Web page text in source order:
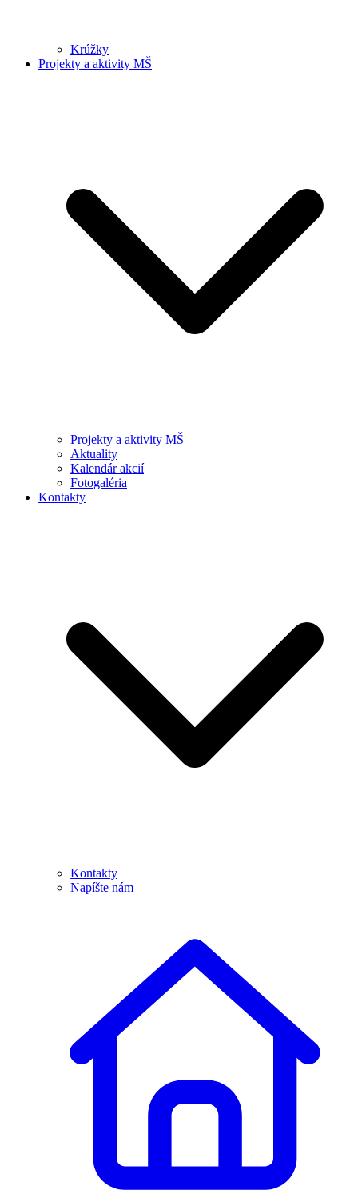
Krúžky
Projekty a aktivity MŠ
Projekty a aktivity MŠ
Aktuality
Kalendár akcií
Fotogaléria
Kontakty
Kontakty
Napíšte nám